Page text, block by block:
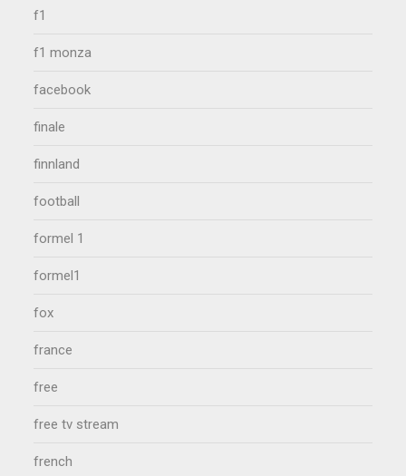
f1
f1 monza
facebook
finale
finnland
football
formel 1
formel1
fox
france
free
free tv stream
french